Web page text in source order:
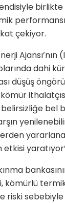
çekiyor.
Ajansı’nın
dahi
düşüş
bel
kömürlü
riski sebebiyle